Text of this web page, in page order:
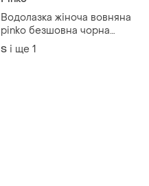
Водолазка жіноча вовняна
pinko безшовна чорна
светр гольф вовняний
чорний трикотаж рубчик
S і ще 1